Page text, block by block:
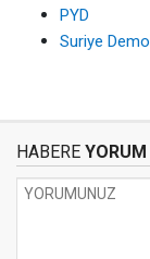
PYD
Suriye
HABERE